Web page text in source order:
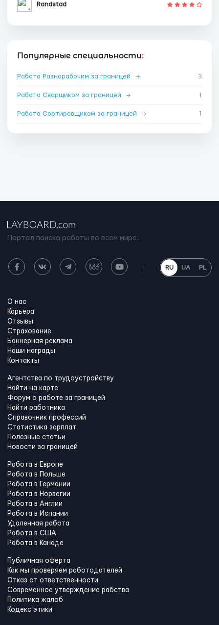
Randstad
Популярные специальности:
Работа Разнорабочим за границей → 3
Работа Сварщиком за границей → 1
Работа Сортировщиком за границей → 1
Портал поиска работы во всем мире.
RU UA PL
О нас
Карьера
Отзывы
Страхование
Баннерная реклама
Наши награды
Контакты
Агентства по трудоустройству
Найти на карте
Форум о работе за границей
Найти работника
Справочник профессий
Статистика зарплат
Полезные статьи
Новости за границей
Работа в Европе
Работа в Польше
Работа в Германии
Работа в Норвегии
Работа в Англии
Работа в Испании
Удаленная работа
Работа в США
Работа в Канадe
Публичная оферта
Как мы проверяем работодателей
Отказ от ответственности
Современное утверждение рабства
Политика жалоб
Кодекс этики